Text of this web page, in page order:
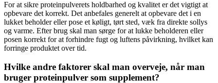
For at sikre proteinpulverets holdbarhed og kvalitet er det vigtigt at
opbevare det korrekt. Det anbefales generelt at opbevare det i en
lukket beholder eller pose et køligt, tørt sted, væk fra direkte sollys
og varme. Efter brug skal man sørge for at lukke beholderen eller
posen korrekt for at forhindre fugt og luftens påvirkning, hvilket kan
forringe produktet over tid.
Hvilke andre faktorer skal man overveje, når man
bruger proteinpulver som supplement?